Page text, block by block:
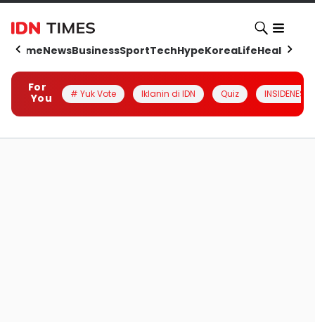
HomeNewsBusinessSportTechHypeKoreaLifeHealth
For
You
# Yuk Vote Iklanin di IDN Quiz INSIDENESIA